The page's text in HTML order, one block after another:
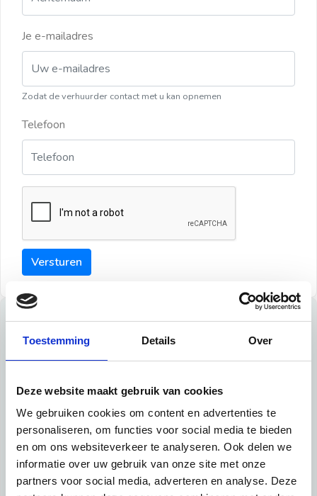
Toestemming Details Over
Deze website maakt gebruik van cookies
We gebruiken cookies om content en advertenties te
personaliseren, om functies voor social media te bieden
en om ons websiteverkeer te analyseren. Ook delen we
informatie over uw gebruik van onze site met onze
partners voor social media, adverteren en analyse. Deze
Je e-mailadres
Zodat de verhuurder contact met u kan opnemen
Telefoon
Versturen
Tips
Tip 1:
Schrijf een duidelijke introductie en geef de volgende
informatie mee:
Ben je student, werkachtig of werkzoekend